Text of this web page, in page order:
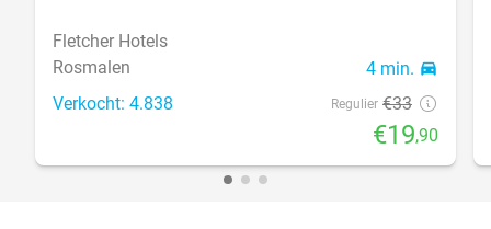
Fletcher Hotels
Rosmalen
4 min. directions_car
Verkocht: 4.838 Regulier €33
€19,90